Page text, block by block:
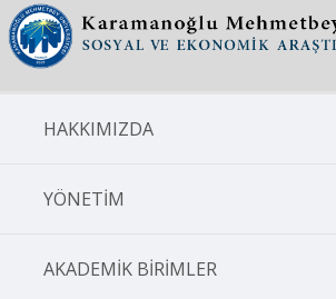
HAKKIMIZDA
YÖNETİM
AKADEMİK BİRİMLER